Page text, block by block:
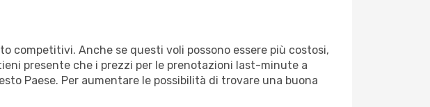
competitivi. Anche se questi voli possono essere più costosi,
presente che i prezzi per le prenotazioni last-minute a
Paese. Per aumentare le possibilità di trovare una buona